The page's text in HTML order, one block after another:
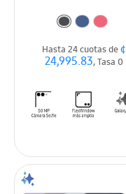
Hasta 24 cuotas de¢
24,995.83, Tasa 0